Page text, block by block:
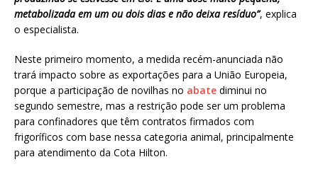
metabolizada em um ou dois dias e não deixa resíduo”, explica
o especialista.
Neste primeiro momento, a medida recém-anunciada não
trará impacto sobre as exportações para a União Europeia,
porque a participação de novilhas no abate diminui no
segundo semestre, mas a restrição pode ser um problema
para confinadores que têm contratos firmados com
frigoríficos com base nessa categoria animal, principalmente
para atendimento da Cota Hilton.